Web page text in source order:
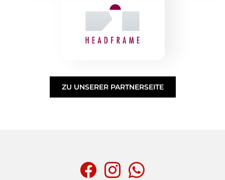
ZU UNSERER PARTNERSEITE